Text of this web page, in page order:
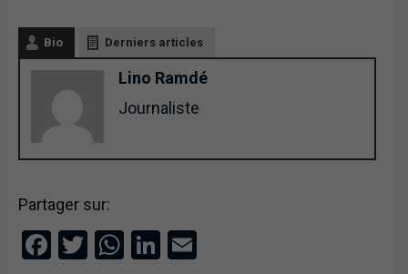
Bio Derniers articles
Lino Ramdé
Journaliste
Partager sur:
Facebook
Twitter
WhatsApp
LinkedIn